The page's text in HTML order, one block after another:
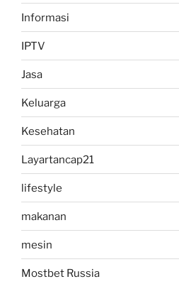
Informasi
IPTV
Jasa
Keluarga
Kesehatan
Layartancap21
lifestyle
makanan
mesin
Mostbet Russia